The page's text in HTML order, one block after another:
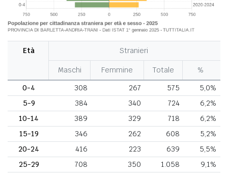
Età Stranieri
Maschi Femmine Totale
%
0-4
308 267 575
5,0%
5-9
384 340 724
6,2%
10-14
389 329 718
6,2%
15-19
346 262 608
5,2%
20-24
416 223 639
5,5%
25-29
708 350 1.058
9,1%